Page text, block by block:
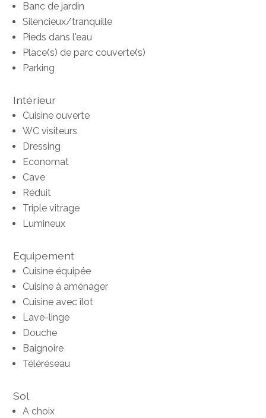
Banc de jardin
Silencieux/tranquille
Pieds dans l'eau
Place(s) de parc couverte(s)
Parking
Intérieur
Cuisine ouverte
WC visiteurs
Dressing
Economat
Cave
Réduit
Triple vitrage
Lumineux
Equipement
Cuisine équipée
Cuisine à aménager
Cuisine avec îlot
Lave-linge
Douche
Baignoire
Téléréseau
Sol
A choix